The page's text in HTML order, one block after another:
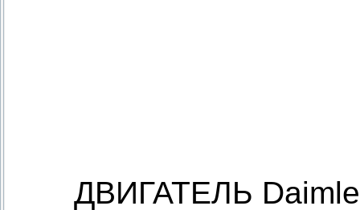
ДВИГАТЕЛЬ